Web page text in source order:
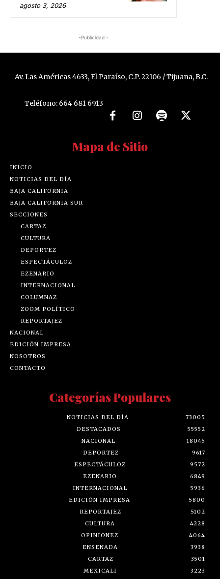
agosto 3, 2026
-Publicidad -
Av. Las Américas 4633, El Paraíso, C.P. 22106 / Tijuana, B.C.
Teléfono: 664 681 6913
Mapa de Sitio
INICIO
NOTICIAS DEL DÍA
BAJA CALIFORNIA
BAJA CALIFORNIA SUR
SECCIONES
CARTAZ
CULTURA
DEPORTEZ
ESPECTÁCULOZ
EZENARIO
INTERNACIONAL
COLUMNAZ
ZOOM POLÍTICO
REPORTAJEZ
NACIONAL
EDICIÓN IMPRESA
NOSOTROS
CONTACTO
Categorías Populares
NOTICIAS DEL DÍA
73005
DESTACADOS
55552
NACIONAL
18045
DEPORTEZ
9617
ESPECTÁCULOZ
9572
EZENARIO
6849
INTERNACIONAL
5936
EDICIÓN IMPRESA
5800
REPORTAJEZ
5102
CULTURA
4228
OPINIONEZ
4064
ENSENADA
3938
CARTAZ
3501
MEXICALI
3223